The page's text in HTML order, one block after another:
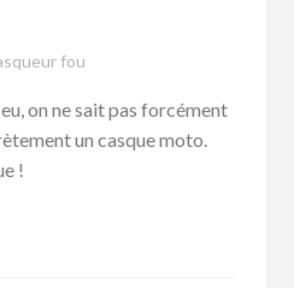
fou
on ne sait pas forcément
un casque moto.
!